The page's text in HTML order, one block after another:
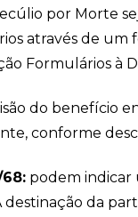
por Morte
através de
Formulários à
do benefício
conforme
podem indicar
destinação da